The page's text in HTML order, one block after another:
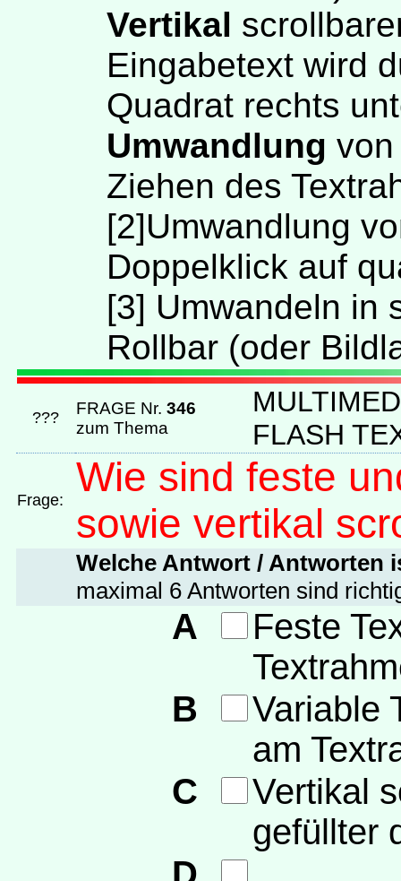
Vertikal
Eingabetext wird
Quadrat rechts
Umwandlung
Ziehen des
[2]Umwandlung
Doppelklick auf
[3] Umwandeln in
Rollbar (oder
??? FRAGE Nr. 346
zum Thema
FLASH
Frage:
Wie sind feste
sowie vertikal
Welche Antwort / Antworten
maximal 6 Antworten sind
A
Feste
B
Variable
am
C
Vertikal
gefüllter